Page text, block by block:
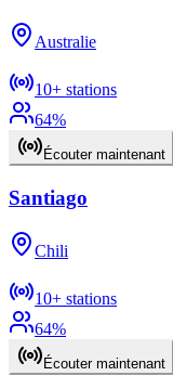
Australie
10+ stations
64%
Écouter maintenant
Santiago
Chili
10+ stations
64%
Écouter maintenant